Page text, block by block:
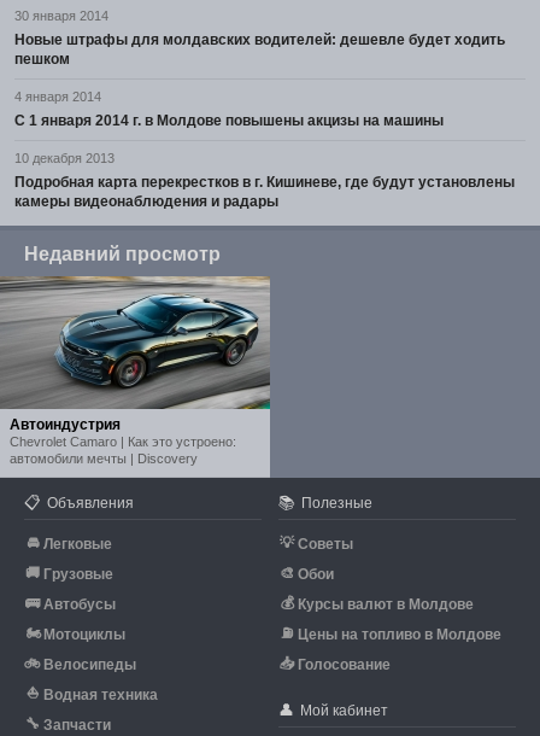
30 января 2014
Новые штрафы для молдавских водителей: дешевле будет ходить
пешком
4 января 2014
С 1 января 2014 г. в Молдове повышены акцизы на машины
10 декабря 2013
Подробная карта перекрестков в г. Кишиневе, где будут установлены
камеры видеонаблюдения и радары
Недавний просмотр
Автоиндустрия
Chevrolet Camaro | Как это устроено:
автомобили мечты | Discovery
📋 Объявления
🚘 Легковые
🚚 Грузовые
🚌 Автобусы
🏍 Мотоциклы
🚲 Велосипеды
⛵ Водная техника
🔧 Запчасти
📚 Полезные
💡 Советы
🎨 Обои
💰 Курсы валют в Молдове
⛽ Цены на топливо в Молдове
📥 Голосование
👤 Мой кабинет